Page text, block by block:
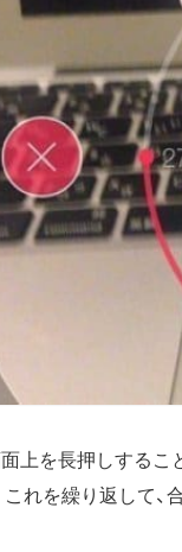
面上を長押しする
これを繰り返して